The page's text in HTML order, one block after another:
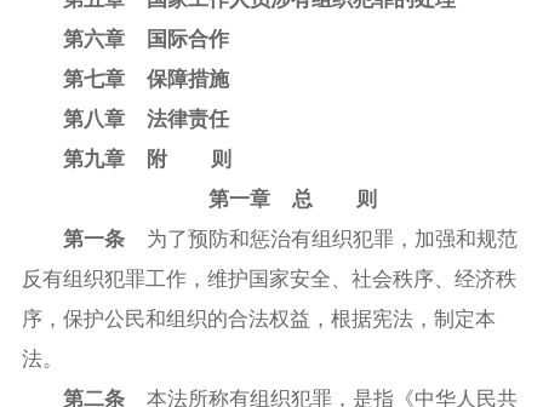
第六章 国际合作
第七章 保障措施
第八章 法律责任
第九章 附 则
第一章 总 则
第一条 为了预防和惩治有组织犯罪，加强和规范
反有组织犯罪工作，维护国家安全、社会秩序、经济秩
序，保护公民和组织的合法权益，根据宪法，制定本
法。
第二条
本法所称有组织犯罪，是指《中华人民共